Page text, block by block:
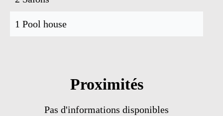
1 Pool house
Proximités
Pas d'informations disponibles